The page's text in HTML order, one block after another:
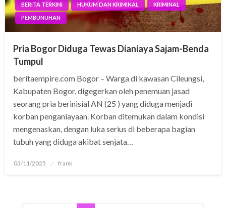
BERITA TERKINI HUKUM DAN KRIMINAL
KRIMINAL
PEMBUNUHAN
Pria Bogor Diduga Tewas Dianiaya Sajam-Benda
Tumpul
beritaempire.com Bogor – Warga di kawasan Cileungsi,
Kabupaten Bogor, digegerkan oleh penemuan jasad
seorang pria berinisial AN (25 ) yang diduga menjadi
korban penganiayaan. Korban ditemukan dalam kondisi
mengenaskan, dengan luka serius di beberapa bagian
tubuh yang diduga akibat senjata…
Posted
03/11/2025 frank
Posts